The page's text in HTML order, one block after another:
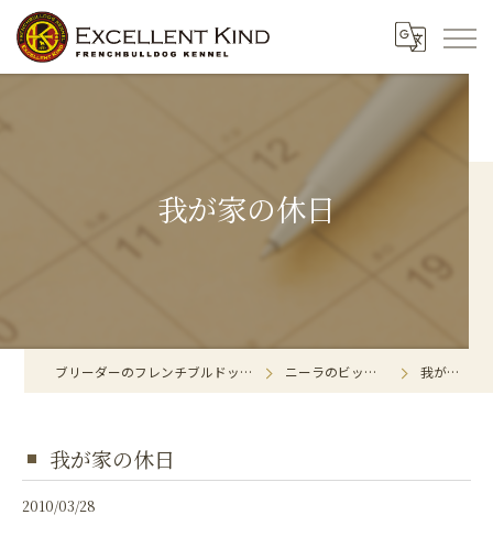
我が家の休日
ブリーダーのフレンチブルドッグならExcellent Kind ニーラのビックリマーク！ 我が家の休日
我が家の休日
2010/03/28